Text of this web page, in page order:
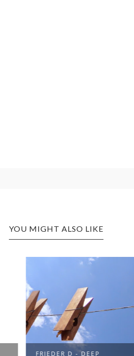
YOU MIGHT ALSO LIKE
FRIEDER D - DEEP